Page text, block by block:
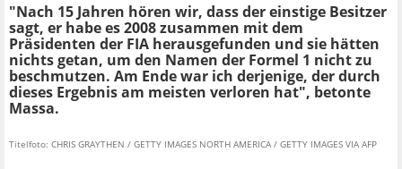
"Nach 15 Jahren hören wir, dass der einstige Besitzer
sagt, er habe es 2008 zusammen mit dem
Präsidenten der FIA herausgefunden und sie hätten
nichts getan, um den Namen der Formel 1 nicht zu
beschmutzen. Am Ende war ich derjenige, der durch
dieses Ergebnis am meisten verloren hat", betonte
Massa.
Titelfoto: CHRIS GRAYTHEN / GETTY IMAGES NORTH AMERICA / GETTY IMAGES VIA AFP